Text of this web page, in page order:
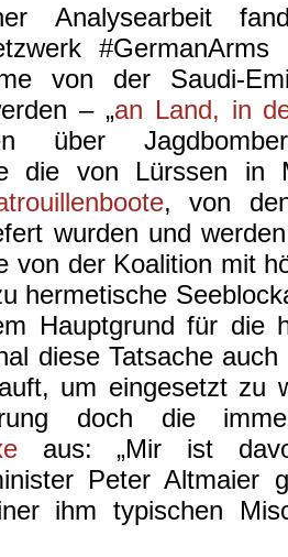
Analysearbeit
von der Saudi-
– „an Land, in
über
die von Lürssen in
, von
wurden und
von der Koalition mit
hermetische
Hauptgrund für die
diese Tatsache
um eingesetzt zu
doch die
aus: „Mir ist
Peter Altmaier
ihm typischen